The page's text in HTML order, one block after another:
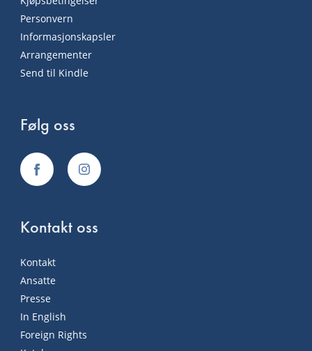
Personvern
Informasjonskapsler
Arrangementer
Send til Kindle
Følg oss
Kontakt oss
Kontakt
Ansatte
Presse
In English
Foreign Rights